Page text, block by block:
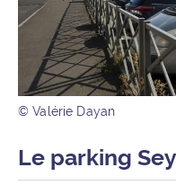
© Valérie Dayan
Le parking